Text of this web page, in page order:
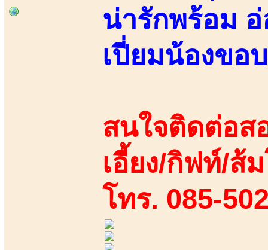
น่ารักพร้อม
เปี่ยมน้องขอ
สนใจติดต่อส
เอี้ยง/กิฟท์/ส้
โทร. 085-